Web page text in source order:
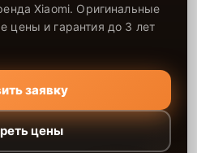
Xiaomi. Оригинальные
цены и гарантия до 3 лет
заявку
цены